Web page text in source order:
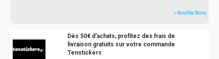
» Rosetta Stone
Dès 50€ d'achats, profitez des frais de
livraison gratuits sur votre commande
Tenstickers